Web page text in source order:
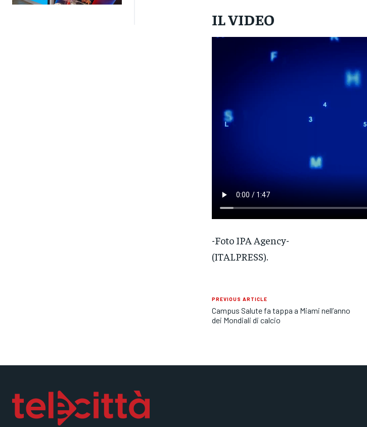
IL VIDEO
-Foto IPA Agency-
(ITALPRESS).
PREVIOUS ARTICLE
Campus Salute fa tappa a Miami nell’anno
dei Mondiali di calcio